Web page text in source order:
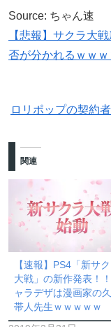
Source: ちゃん速
【悲報】サクラ大
否が分かれるｗｗ
ロリポップの契約
関連
【速報】PS4「新サ
大戦」の新作発表！
ャラデザは漫画家の
帯人先生ｗｗｗｗｗ